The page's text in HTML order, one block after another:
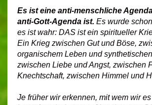
Es ist eine anti-menschliche
anti-Gott-Agenda ist. Es wurde
es ist wahr: DAS ist ein spiritueller
Ein Krieg zwischen Gut und Böse,
organischem Leben und
zwischen Liebe und Angst, zwischen
Knechtschaft, zwischen Himmel und
Je früher wir erkennen, mit wem wir